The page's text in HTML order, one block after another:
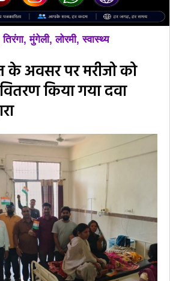
तिरंगा,मुंगेली,लोरमी,स्वास्थ्य
के अवसर पर मरीजो को
किया गया दवा